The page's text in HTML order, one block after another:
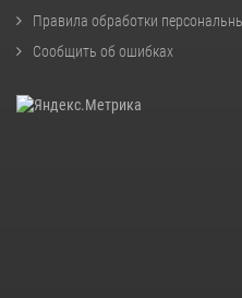
Правила обработки
Сообщить об ошибках